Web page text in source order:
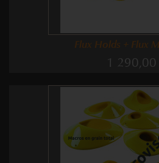
Flux Holds + Flux
1 290,00